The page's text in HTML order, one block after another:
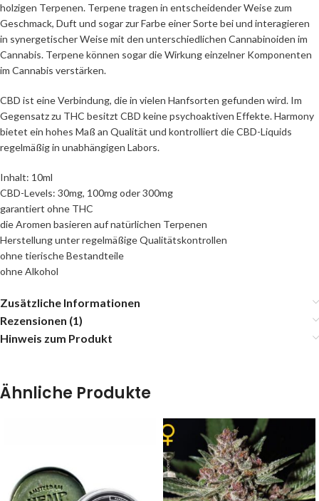
holzigen Terpenen. Terpene tragen in entscheidender Weise zum
Geschmack, Duft und sogar zur Farbe einer Sorte bei und interagieren
in synergetischer Weise mit den unterschiedlichen Cannabinoiden im
Cannabis. Terpene können sogar die Wirkung einzelner Komponenten
im Cannabis verstärken.
CBD ist eine Verbindung, die in vielen Hanfsorten gefunden wird. Im
Gegensatz zu THC besitzt CBD keine psychoaktiven Effekte. Harmony
bietet ein hohes Maß an Qualität und kontrolliert die CBD-Liquids
regelmäßig in unabhängigen Labors.
Inhalt: 10ml
CBD-Levels: 30mg, 100mg oder 300mg
garantiert ohne THC
die Aromen basieren auf natürlichen Terpenen
Herstellung unter regelmäßige Qualitätskontrollen
ohne tierische Bestandteile
ohne Alkohol
Zusätzliche Informationen
Rezensionen (1)
Hinweis zum Produkt
Ähnliche Produkte